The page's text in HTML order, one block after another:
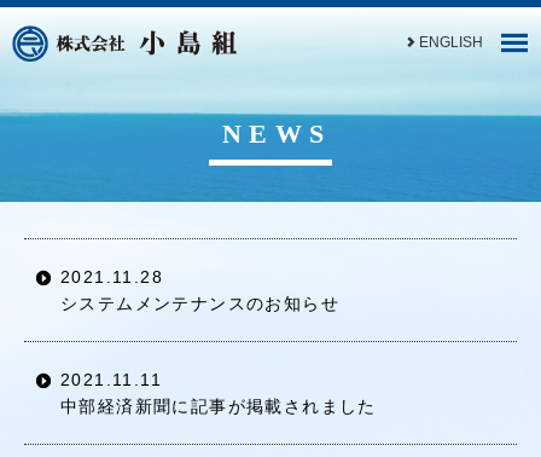
ENGLISH
NEWS
2021.11.28
システムメンテナンスのお知らせ
2021.11.11
中部経済新聞に記事が掲載されました